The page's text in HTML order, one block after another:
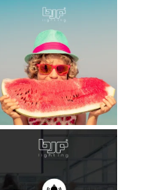
2
Recuerda que los días 𝟮𝟭, 𝟮𝟮 𝘆
𝟮𝟯 de
...
3 0